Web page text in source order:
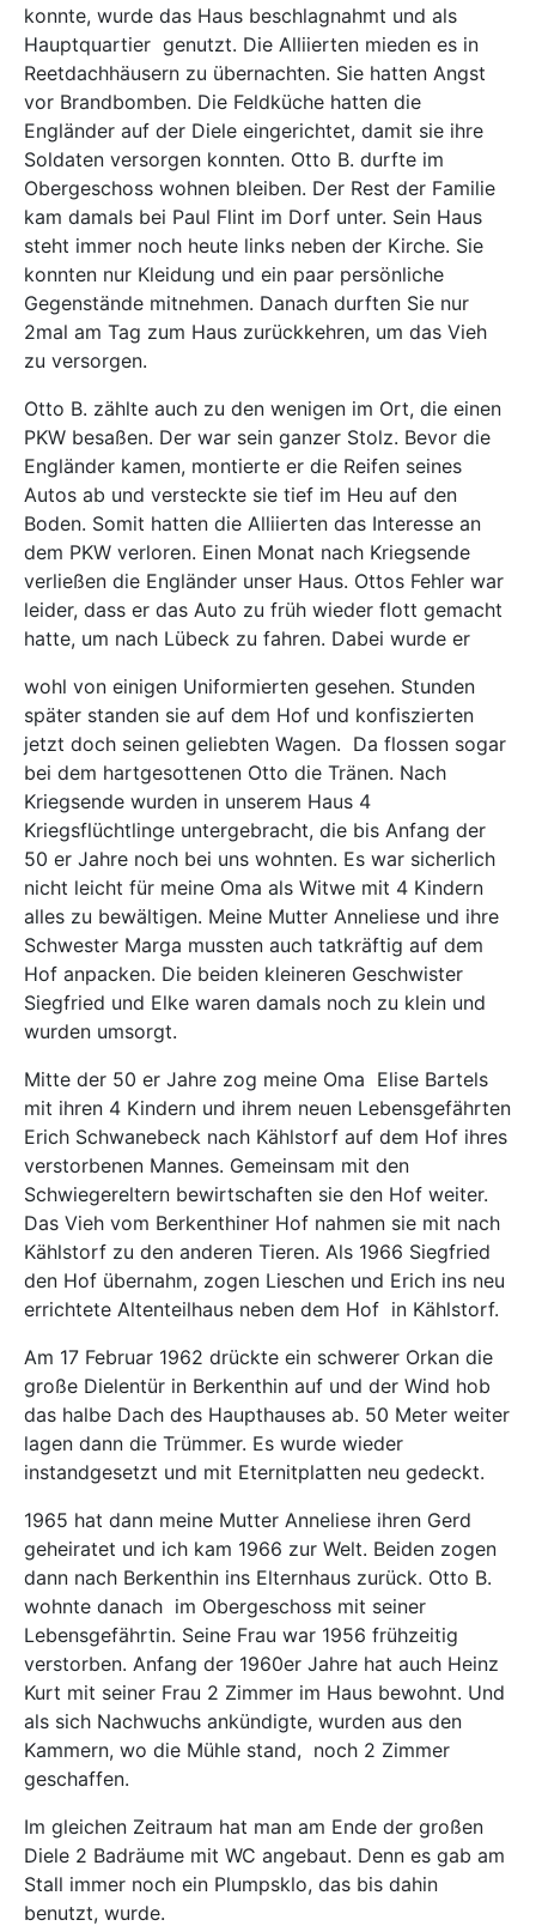
konnte, wurde das Haus beschlagnahmt und als
Hauptquartier genutzt. Die Alliierten mieden es in
Reetdachhäusern zu übernachten. Sie hatten Angst
vor Brandbomben. Die Feldküche hatten die
Engländer auf der Diele eingerichtet, damit sie ihre
Soldaten versorgen konnten. Otto B. durfte im
Obergeschoss wohnen bleiben. Der Rest der Familie
kam damals bei Paul Flint im Dorf unter. Sein Haus
steht immer noch heute links neben der Kirche. Sie
konnten nur Kleidung und ein paar persönliche
Gegenstände mitnehmen. Danach durften Sie nur
2mal am Tag zum Haus zurückkehren, um das Vieh
zu versorgen.
Otto B. zählte auch zu den wenigen im Ort, die einen
PKW besaßen. Der war sein ganzer Stolz. Bevor die
Engländer kamen, montierte er die Reifen seines
Autos ab und versteckte sie tief im Heu auf den
Boden. Somit hatten die Alliierten das Interesse an
dem PKW verloren. Einen Monat nach Kriegsende
verließen die Engländer unser Haus. Ottos Fehler war
leider, dass er das Auto zu früh wieder flott gemacht
hatte, um nach Lübeck zu fahren. Dabei wurde er
wohl von einigen Uniformierten gesehen. Stunden
später standen sie auf dem Hof und konfiszierten
jetzt doch seinen geliebten Wagen. Da flossen sogar
bei dem hartgesottenen Otto die Tränen. Nach
Kriegsende wurden in unserem Haus 4
Kriegsflüchtlinge untergebracht, die bis Anfang der
50 er Jahre noch bei uns wohnten. Es war sicherlich
nicht leicht für meine Oma als Witwe mit 4 Kindern
alles zu bewältigen. Meine Mutter Anneliese und ihre
Schwester Marga mussten auch tatkräftig auf dem
Hof anpacken. Die beiden kleineren Geschwister
Siegfried und Elke waren damals noch zu klein und
wurden umsorgt.
Mitte der 50 er Jahre zog meine Oma Elise Bartels
mit ihren 4 Kindern und ihrem neuen Lebensgefährten
Erich Schwanebeck nach Kählstorf auf dem Hof ihres
verstorbenen Mannes. Gemeinsam mit den
Schwiegereltern bewirtschaften sie den Hof weiter.
Das Vieh vom Berkenthiner Hof nahmen sie mit nach
Kählstorf zu den anderen Tieren. Als 1966 Siegfried
den Hof übernahm, zogen Lieschen und Erich ins neu
errichtete Altenteilhaus neben dem Hof in Kählstorf.
Am 17 Februar 1962 drückte ein schwerer Orkan die
große Dielentür in Berkenthin auf und der Wind hob
das halbe Dach des Haupthauses ab. 50 Meter weiter
lagen dann die Trümmer. Es wurde wieder
instandgesetzt und mit Eternitplatten neu gedeckt.
1965 hat dann meine Mutter Anneliese ihren Gerd
geheiratet und ich kam 1966 zur Welt. Beiden zogen
dann nach Berkenthin ins Elternhaus zurück. Otto B.
wohnte danach im Obergeschoss mit seiner
Lebensgefährtin. Seine Frau war 1956 frühzeitig
verstorben. Anfang der 1960er Jahre hat auch Heinz
Kurt mit seiner Frau 2 Zimmer im Haus bewohnt. Und
als sich Nachwuchs ankündigte, wurden aus den
Kammern, wo die Mühle stand, noch 2 Zimmer
geschaffen.
Im gleichen Zeitraum hat man am Ende der großen
Diele 2 Badräume mit WC angebaut. Denn es gab am
Stall immer noch ein Plumpsklo, das bis dahin
benutzt, wurde.